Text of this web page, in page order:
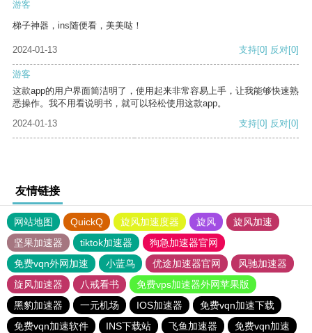
游客
梯子神器，ins随便看，美美哒！
2024-01-13 支持[0] 反对[0]
游客
这款app的用户界面简洁明了，使用起来非常容易上手，让我能够快速熟
悉操作。我不用看说明书，就可以轻松使用这款app。
2024-01-13
支持[0] 反对[0]
友情链接
网站地图 QuickQ 旋风加速度器 旋风
旋风加速
坚果加速器
tiktok加速器
狗急加速器官网
免费vqn外网加速
小蓝鸟 优途加速器官网
风驰加速器
旋风加速器
八戒看书
免费vps加速器外网苹果版
黑豹加速器
一元机场 IOS加速器
免费vqn加速下载
免费vqn加速软件
INS下载站 飞鱼加速器 免费vqn加速